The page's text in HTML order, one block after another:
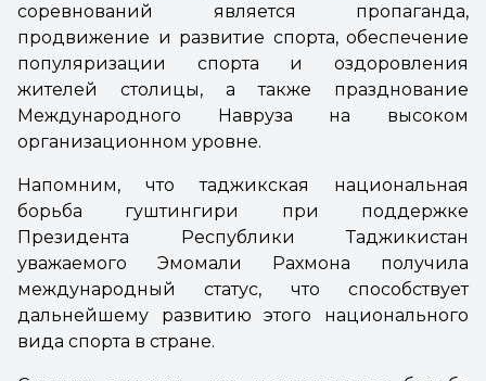
соревнований является пропаганда,
продвижение и развитие спорта, обеспечение
популяризации спорта и оздоровления
жителей столицы, а также празднование
Международного Навруза на высоком
организационном уровне.
Напомним, что таджикская национальная
борьба гуштингири при поддержке
Президента Республики Таджикистан
уважаемого Эмомали Рахмона получила
международный статус, что способствует
дальнейшему развитию этого национального
вида спорта в стране.